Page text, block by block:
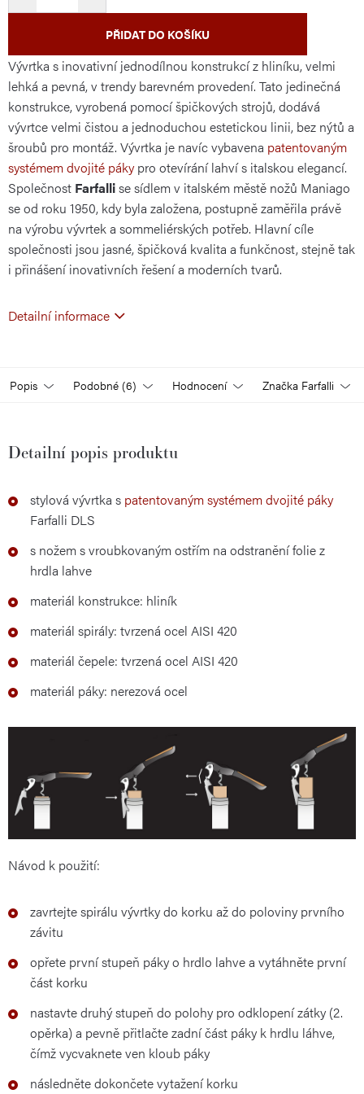
PŘIDAT DO KOŠÍKU
Vývrtka s inovativní jednodílnou konstrukcí z hliníku, velmi
lehká a pevná, v trendy barevném provedení. Tato jedinečná
konstrukce, vyrobená pomocí špičkových strojů, dodává
vývrtce velmi čistou a jednoduchou estetickou linii, bez nýtů a
šroubů pro montáž. Vývrtka je navíc vybavena patentovaným
systémem dvojité pákypro otevírání lahví s italskou elegancí.
Společnost Farfallise sídlem v italském městě nožů Maniago
se od roku 1950, kdy byla založena, postupně zaměřila právě
na výrobu vývrtek a sommeliérských potřeb. Hlavní cíle
společnosti jsou jasné, špičková kvalita a funkčnost, stejně tak
i přinášení inovativních řešení a moderních tvarů.
Detailní informace
Popis Podobné (6) Hodnocení Značka Farfalli
Detailní popis produktu
stylová vývrtka s patentovaným systémem dvojité páky
Farfalli DLS
s nožem s vroubkovaným ostřím na odstranění folie z
hrdla lahve
materiál konstrukce: hliník
materiál spirály: tvrzená ocel AISI 420
materiál čepele: tvrzená ocel AISI 420
materiál páky: nerezová ocel
Návod k použití:
zavrtejte spirálu vývrtky do korku až do poloviny prvního
závitu
opřete první stupeň páky o hrdlo lahve a vytáhněte první
část korku
nastavte druhý stupeň do polohy pro odklopení zátky (2.
opěrka) a pevně přitlačte zadní část páky k hrdlu láhve,
čímž vycvaknete ven kloub páky
následněte dokončete vytažení korku